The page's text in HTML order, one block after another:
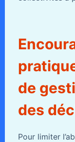
de
des
Pour limiter